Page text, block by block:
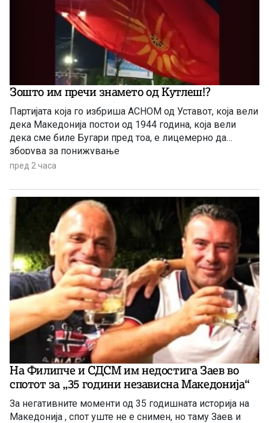
Зошто им пречи знамето од Кутлеш!?
Партијата која го избриша АСНОМ од Уставот, која вели
дека Македонија постои од 1944 година, која вели
дека сме биле Бугари пред тоа, е лицемерно да
зборува за понижување
пред 2 часа
На Филипче и СДСМ им недостига Заев во
спотот за „35 години независна Македонија“
За негативните моменти од 35 годишната историја на
Македонија , спот уште не е снимен, но таму Заев и